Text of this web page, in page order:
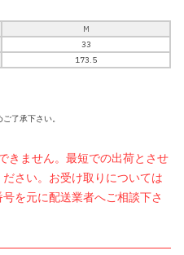
M
33
173.5
了承下さい。
きません。最短での出荷とさせ
さい。お受け取りについては
を元に配送業者へご相談下さ